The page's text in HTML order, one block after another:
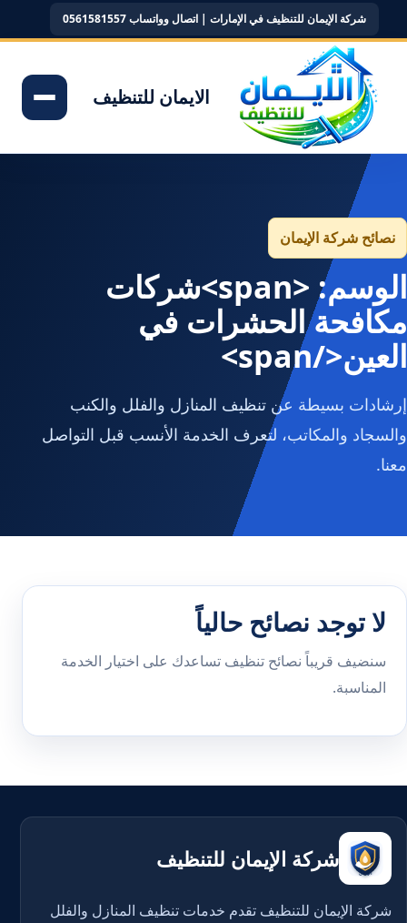
شركة الإيمان للتنظيف في الإمارات | اتصال وواتساب 0561581557
الايمان للتنظيف
نصائح شركة الإيمان
الوسم: <span>شركات
مكافحة الحشرات في
العين</span>
إرشادات بسيطة عن تنظيف المنازل والفلل والكنب
والسجاد والمكاتب، لتعرف الخدمة الأنسب قبل التواصل
معنا.
لا توجد نصائح حالياً
سنضيف قريباً نصائح تنظيف تساعدك على اختيار الخدمة
المناسبة.
شركة الإيمان للتنظيف
شركة الإيمان للتنظيف تقدم خدمات تنظيف المنازل والفلل